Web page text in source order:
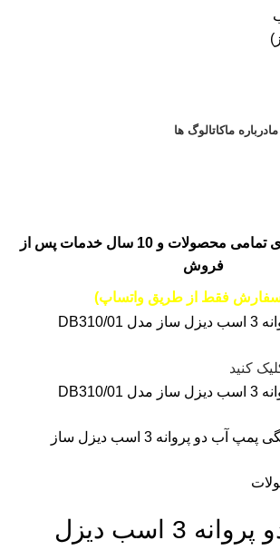
درباره ماکاتالوگ ها
18 ماه گارانتی برای تمامی محصولات و 10 سال خدمات پس از
فروش
فقط از طریق واتساپ)
کنید
پمپ آب دو پروانه 3 اسب دیزل ساز
پمپ آب دو پروانه 3 اسب دیزل